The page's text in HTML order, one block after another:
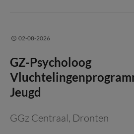
02-08-2026
GZ-Psycholoog
Jeugd
GGz Centraal, Dronten